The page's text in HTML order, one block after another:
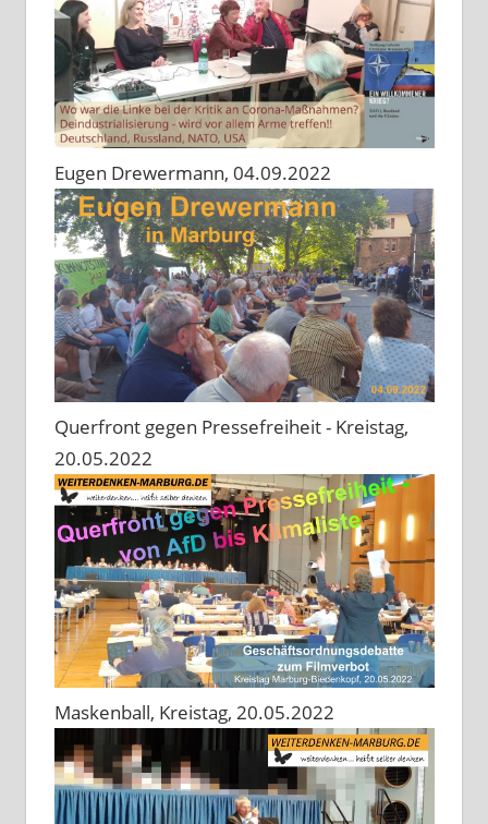
Eugen Drewermann, 04.09.2022
Querfront gegen Pressefreiheit - Kreistag,
20.05.2022
Maskenball, Kreistag, 20.05.2022